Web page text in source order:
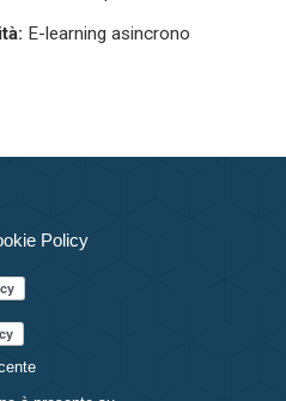
E-learning asincrono
Policy